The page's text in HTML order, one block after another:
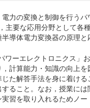
力の変換と制御を行う
主要な応用分野として
導体電力変換器の原理
ワーエレクトロニクス」
計算能力・知識の向上
た解答手法を身に着け
ること。なお，授業に
習を取り入れるためノ